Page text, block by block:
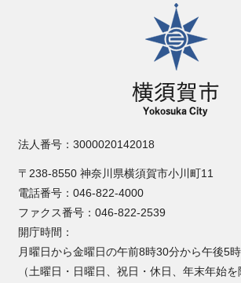
横須賀市
法人番号：3000020142018
〒238-8550 神奈川県横須賀市小川町11
電話番号：046-822-4000
ファクス番号：046-822-2539
開庁時間：
月曜日から金曜日の午前8時30分から午後5
（土曜日・日曜日、祝日・休日、年末年始を